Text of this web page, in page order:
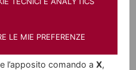
Definitive
LE MIE PREFERENZE
l’apposito comando aX,